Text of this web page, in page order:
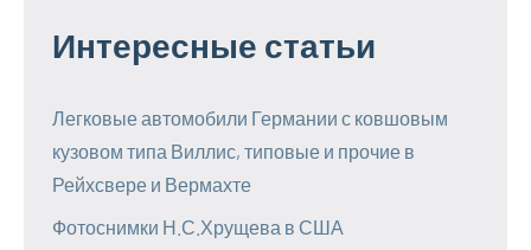
Интересные статьи
Легковые автомобили Германии с ковшовым
кузовом типа Виллис, типовые и прочие в
Рейхсвере и Вермахте
Фотоснимки Н.С.Хрущева в США